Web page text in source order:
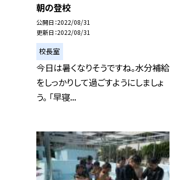
朝の登校
公開日 2022/08/31
更新日 2022/08/31
校長室
今日は暑くなりそうですね。水分補給
をしっかりして過ごすようにしましょ
う。 「早寝...